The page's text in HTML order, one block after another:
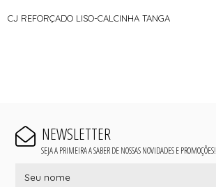
CJ REFORÇADO LISO-CALCINHA TANGA
NEWSLETTER
SEJA A PRIMEIRA A SABER DE NOSSAS NOVIDADES E PROMOÇÕES!